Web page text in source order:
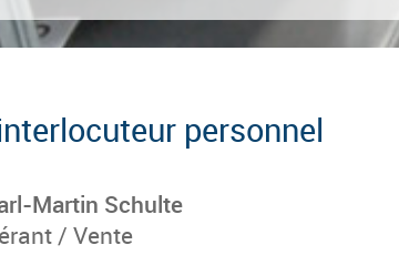
personnel
Martin Schulte
/ Vente